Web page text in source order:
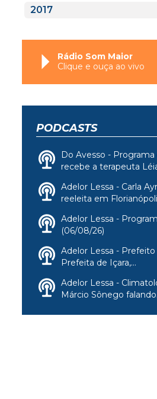
2017
Rádio Som Maior
Clique e ouça ao vivo
PODCASTS
Do Avesso - Programa
recebe a terapeuta
Adelor Lessa - Carla
reeleita em
Adelor Lessa -
(06/08/26)
Adelor Lessa -
Prefeita de Içara,...
Adelor Lessa -
Márcio Sônego